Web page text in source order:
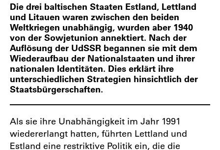
Die drei baltischen Staaten Estland, Lettland
und Litauen waren zwischen den beiden
Weltkriegen unabhängig, wurden aber 1940
von der Sowjetunion annektiert. Nach der
Auflösung der UdSSR begannen sie mit dem
Wiederaufbau der Nationalstaaten und ihrer
nationalen Identitäten. Dies erklärt ihre
unterschiedlichen Strategien hinsichtlich der
Staatsbürgerschaften.
Als sie ihre Unabhängigkeit im Jahr 1991
wiedererlangt hatten, führten Lettland und
Estland eine restriktive Politik ein, die die